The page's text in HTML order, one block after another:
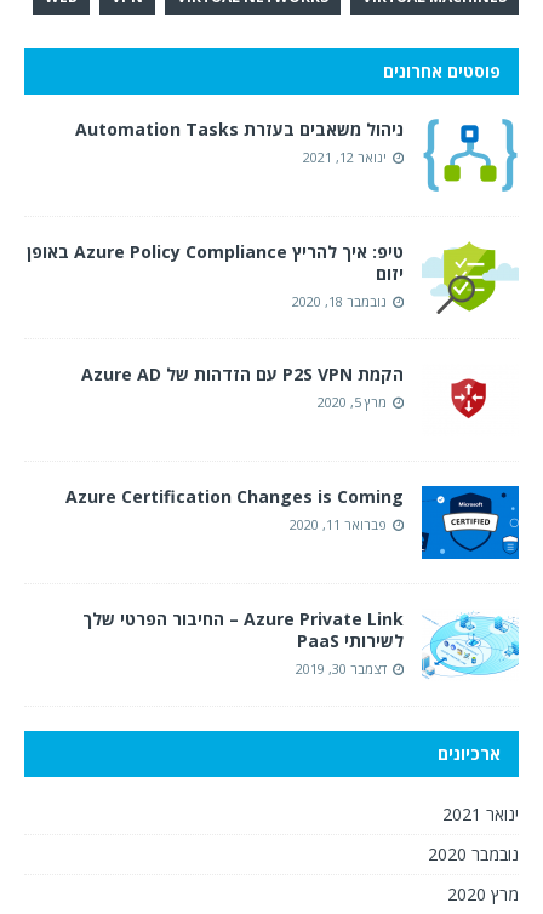
פוסטים אחרונים
ניהול משאבים בעזרת Automation Tasks
ינואר 12, 2021
טיפ: איך להריץ Azure Policy Compliance באופן
יזום
נובמבר 18, 2020
הקמת P2S VPN עם הזדהות של Azure AD
מרץ 5, 2020
Azure Certification Changes is Coming
פברואר 11, 2020
Azure Private Link – החיבור הפרטי שלך
לשירותי PaaS
דצמבר 30, 2019
ארכיונים
ינואר 2021
נובמבר 2020
מרץ 2020